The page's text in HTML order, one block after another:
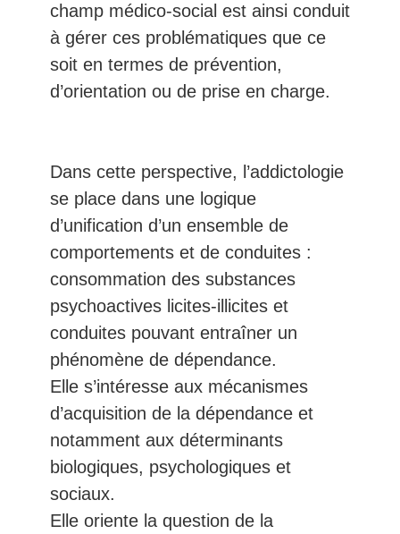
champ médico-social est ainsi conduit
à gérer ces problématiques que ce
soit en termes de prévention,
d’orientation ou de prise en charge.
Dans cette perspective, l’addictologie
se place dans une logique
d’unification d’un ensemble de
comportements et de conduites :
consommation des substances
psychoactives licites-illicites et
conduites pouvant entraîner un
phénomène de dépendance.
Elle s’intéresse aux mécanismes
d’acquisition de la dépendance et
notamment aux déterminants
biologiques, psychologiques et
sociaux.
Elle oriente la question de la